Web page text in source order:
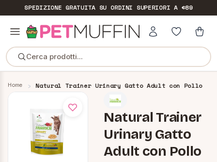
SPEDIZIONE GRATUITASU ORDINI SUPERIORI A €89
Cerca prodotti...
Home Natural Trainer Urinary Gatto Adult con Pollo
Natural Trainer
Urinary Gatto
Adult con Pollo